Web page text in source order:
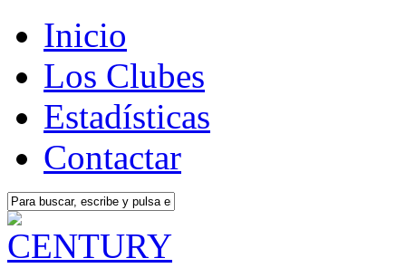
Inicio
Los Clubes
Estadísticas
Contactar